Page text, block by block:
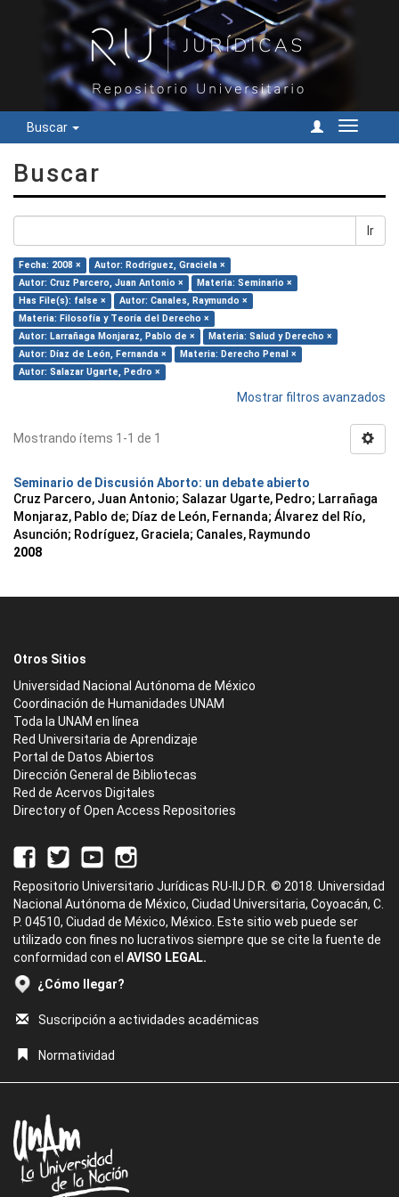
Buscar
Cambiar
Buscar
Ir
Fecha: 2008 ×
Autor: Rodríguez, Graciela ×
Autor: Cruz Parcero, Juan Antonio ×
Materia: Seminario ×
Has File(s): false ×
Autor: Canales, Raymundo ×
Materia: Filosofía y Teoría del Derecho ×
Autor: Larrañaga Monjaraz, Pablo de ×
Materia: Salud y Derecho ×
Autor: Díaz de León, Fernanda ×
Materia: Derecho Penal ×
Autor: Salazar Ugarte, Pedro ×
Mostrar filtros avanzados
Mostrando ítems 1-1 de 1
Seminario de Discusión Aborto: un debate abierto
Cruz Parcero, Juan Antonio; Salazar Ugarte, Pedro; Larrañaga
Monjaraz, Pablo de; Díaz de León, Fernanda; Álvarez del Río,
Asunción; Rodríguez, Graciela; Canales, Raymundo
2008
Otros Sitios
Universidad Nacional Autónoma de México
Coordinación de Humanidades UNAM
Toda la UNAM en línea
Red Universitaria de Aprendizaje
Portal de Datos Abiertos
Dirección General de Bibliotecas
Red de Acervos Digitales
Directory of Open Access Repositories
Repositorio Universitario Jurídicas RU-IIJ D.R. © 2018. Universidad
Nacional Autónoma de México, Ciudad Universitaria, Coyoacán, C.
P. 04510, Ciudad de México, México. Este sitio web puede ser
utilizado con fines no lucrativos siempre que se cite la fuente de
conformidad con el AVISO LEGAL.
¿Cómo llegar?
Suscripción a actividades académicas
Normatividad